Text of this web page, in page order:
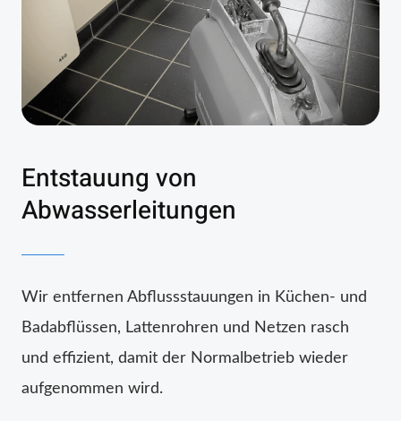
Entstauung von
Abwasserleitungen
Wir entfernen Abflussstauungen in Küchen- und
Badabflüssen, Lattenrohren und Netzen rasch
und effizient, damit der Normalbetrieb wieder
aufgenommen wird.